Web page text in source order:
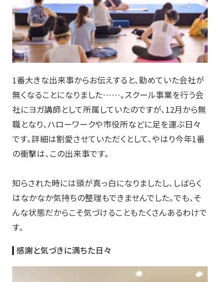
1番大きな出来事からお伝えすると、勤めていた会社が
無くなることになりました……。スクール事業を行う会
社にヨガ講師として所属していたのですが、12月から無
職となり、ハローワークや市役所などに足を運ぶ日々
です。詳細は割愛させていただくとして、やはり今年1番
の衝撃は、この出来事です。
知らされた時には頭が真っ白になりましたし、しばらく
はなかなか気持ちの整理もできませんでした。でも、そ
んな状態だからこそ気づけることもたくさんあるわけで
す。
感謝と気づきに満ちた日々